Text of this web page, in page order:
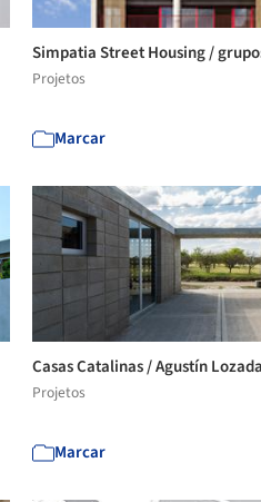
Simpatia Street Housing /
Projetos
Marcar
Casas Catalinas / Agustín Lozada
Projetos
Marcar